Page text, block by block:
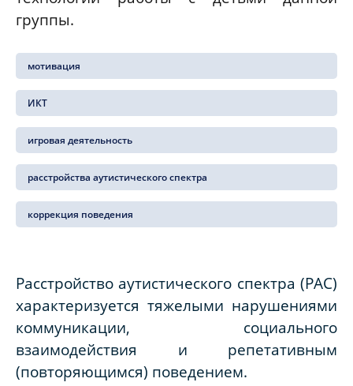
группы.
мотивация
ИКТ
игровая деятельность
расстройства аутистического спектра
коррекция поведения
Расстройство аутистического спектра (РАС)
характеризуется тяжелыми нарушениями
коммуникации, социального
взаимодействия и репетативным
(повторяющимся) поведением.